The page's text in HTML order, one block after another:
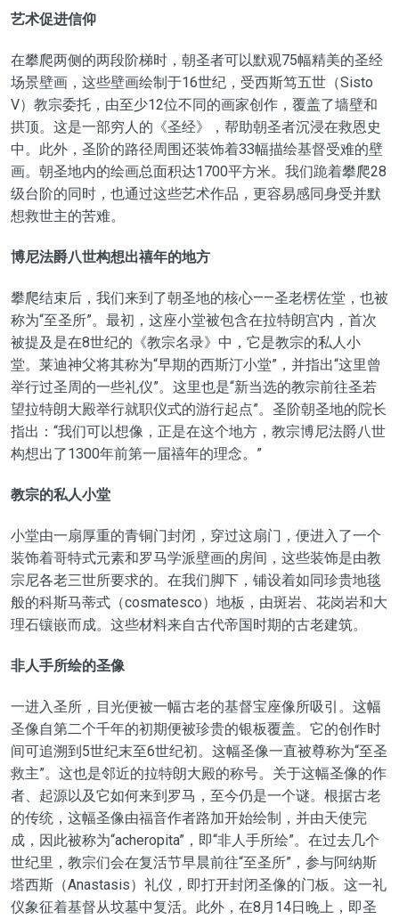
艺术促进信仰
在攀爬两侧的两段阶梯时，朝圣者可以默观75幅精美的圣经
场景壁画，这些壁画绘制于16世纪，受西斯笃五世（Sisto
V）教宗委托，由至少12位不同的画家创作，覆盖了墙壁和
拱顶。这是一部穷人的《圣经》，帮助朝圣者沉浸在救恩史
中。此外，圣阶的路径周围还装饰着33幅描绘基督受难的壁
画。朝圣地内的绘画总面积达1700平方米。我们跪着攀爬28
级台阶的同时，也通过这些艺术作品，更容易感同身受并默
想救世主的苦难。
博尼法爵八世构想出禧年的地方
攀爬结束后，我们来到了朝圣地的核心——圣老楞佐堂，也被
称为“至圣所”。最初，这座小堂被包含在拉特朗宫内，首次
被提及是在8世纪的《教宗名录》中，它是教宗的私人小
堂。莱迪神父将其称为“早期的西斯汀小堂”，并指出“这里曾
举行过圣周的一些礼仪”。这里也是“新当选的教宗前往圣若
望拉特朗大殿举行就职仪式的游行起点”。圣阶朝圣地的院长
指出：“我们可以想像，正是在这个地方，教宗博尼法爵八世
构想出了1300年前第一届禧年的理念。”
教宗的私人小堂
小堂由一扇厚重的青铜门封闭，穿过这扇门，便进入了一个
装饰着哥特式元素和罗马学派壁画的房间，这些装饰是由教
宗尼各老三世所要求的。在我们脚下，铺设着如同珍贵地毯
般的科斯马蒂式（cosmatesco）地板，由斑岩、花岗岩和大
理石镶嵌而成。这些材料来自古代帝国时期的古老建筑。
非人手所绘的圣像
一进入圣所，目光便被一幅古老的基督宝座像所吸引。这幅
圣像自第二个千年的初期便被珍贵的银板覆盖。它的创作时
间可追溯到5世纪末至6世纪初。这幅圣像一直被尊称为“至圣
救主”。这也是邻近的拉特朗大殿的称号。关于这幅圣像的作
者、起源以及它如何来到罗马，至今仍是一个谜。根据古老
的传统，这幅圣像由福音作者路加开始绘制，并由天使完
成，因此被称为“acheropita”，即“非人手所绘”。在过去几个
世纪里，教宗们会在复活节早晨前往“至圣所”，参与阿纳斯
塔西斯（Anastasis）礼仪，即打开封闭圣像的门板。这一礼
仪象征着基督从坟墓中复活。此外，在8月14日晚上，即圣